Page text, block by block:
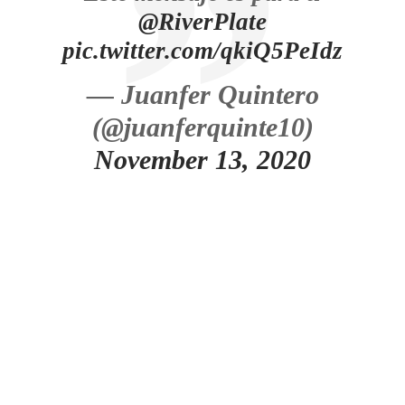
@RiverPlate
pic.twitter.com/qkiQ5PeIdz
— Juanfer Quintero
(@juanferquinte10)
November 13, 2020